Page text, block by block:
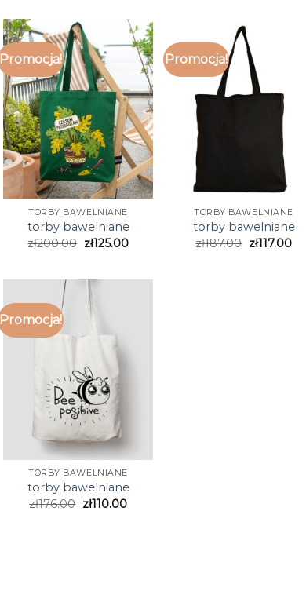
Promocja!
TORBY BAWELNIANE
torby bawelniane
zł200.00 zł125.00
Promocja!
TORBY BAWELNIANE
torby bawelniane
zł187.00 zł117.00
Promocja!
TORBY BAWELNIANE
torby bawelniane
zł176.00 zł110.00